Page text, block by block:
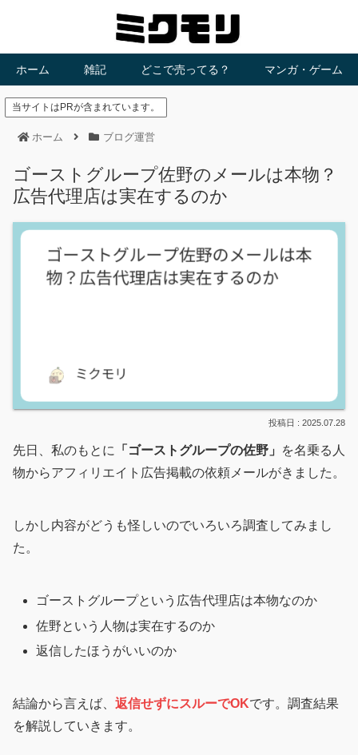
ホーム 雑記 どこで売ってる？ マンガ・ゲーム
当サイトはPRが含まれています。
ホーム ブログ運営
ゴーストグループ佐野のメールは本物？
広告代理店は実在するのか
2025.07.28
先日、私のもとに 「ゴーストグループの佐野」
を名乗る人
物からアフィリエイト広告掲載の依頼メールがきました。
しかし内容がどうも怪しいのでいろいろ調査してみまし
た。
ゴーストグループという広告代理店は本物なのか
佐野という人物は実在するのか
返信したほうがいいのか
結論から言えば、 返信せずにスルーでOKです。調査結果
を解説していきます。